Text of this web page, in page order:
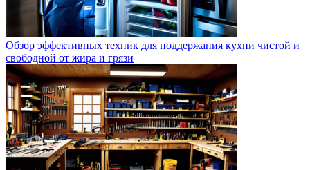
Обзор эффективных техник для поддержания кухни чистой и
свободной от жира и грязи